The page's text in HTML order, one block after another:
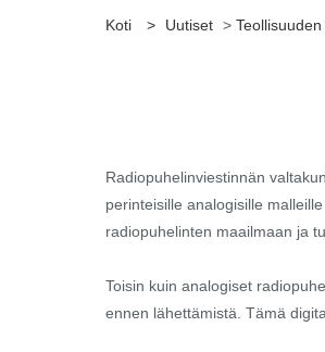
Koti > Uutiset >
Radiopuhelinviestinnän
perinteisille analogisille
radiopuhelinten maailmaan ja
Toisin kuin analogiset
ennen lähettämistä. Tämä